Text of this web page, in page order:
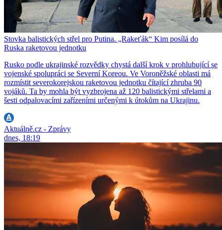
Stovka balistických střel pro Putina. „Rakeťák“ Kim posílá do
Ruska raketovou jednotku
Rusko podle ukrajinské rozvědky chystá další krok v prohlubující se
vojenské spolupráci se Severní Koreou. Ve Voroněžské oblasti má
rozmístit severokorejskou raketovou jednotku čítající zhruba 90
vojáků. Ta by mohla být vyzbrojena až 120 balistickými střelami a
šesti odpalovacími zařízeními určenými k útokům na Ukrajinu.
Aktuálně.cz - Zprávy
dnes, 18:19